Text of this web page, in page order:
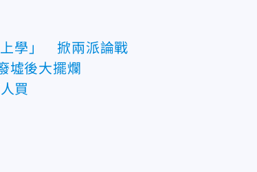
上學」 掀兩派論戰
墟後大擺爛
買